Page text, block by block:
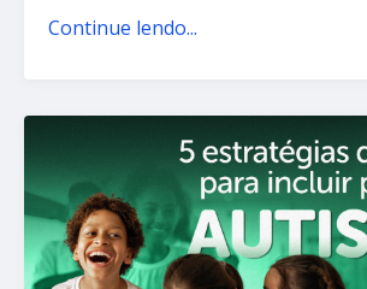
Continue lendo...